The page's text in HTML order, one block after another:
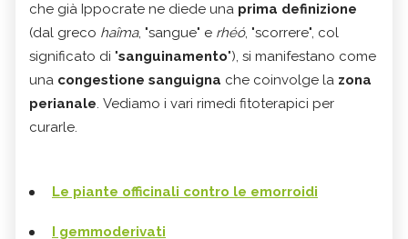
che già Ippocrate ne diede una prima definizione
(dal greco haîma, "sangue" e rhéó, "scorrere", col
significato di "sanguinamento"), si manifestano come
una congestione sanguigna che coinvolge la zona
perianale. Vediamo i vari rimedi fitoterapici per
curarle.
Le piante officinali contro le emorroidi
I gemmoderivati